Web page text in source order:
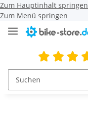
Zum Hauptinhalt springen
Zum Menü springen